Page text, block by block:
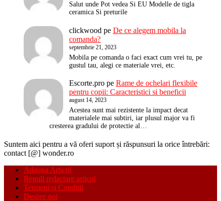
Salut unde Pot vedea Si EU Modelle de tigla
ceramica Si preturile
clickwood pe De ce alegem mobila la
comanda?
septembrie 21, 2023
Mobila pe comanda o faci exact cum vrei tu, pe
gustul tau, alegi ce materiale vrei, etc.
Escorte.pro pe Rame de ochelari flexibile
pentru copii: Caracteristici si beneficii
august 14, 2023
Acestea sunt mai rezistente la impact decat
materialele mai subtiri, iar plusul major va fi
cresterea gradului de protectie al…
Suntem aici pentru a vă oferi suport și răspunsuri la orice întrebări:
contact [@] wonder.ro
Adauga Articol
Reguli redactare articol
Termeni si Conditii
Despre noi